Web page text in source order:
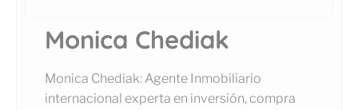
Monica Chediak
Monica Chediak: Agente Inmobiliario
internacional experta en inversión, compra